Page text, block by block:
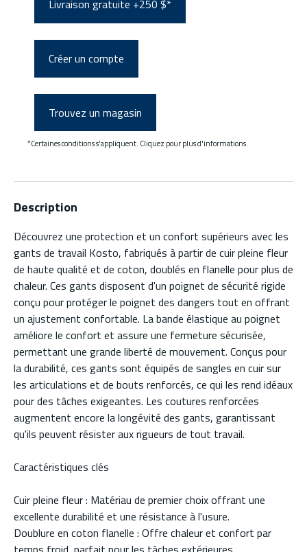
Livraison gratuite +250 $*
Créer un compte
Trouvez un magasin
*Certaines conditions s'appliquent. Cliquez pour plus d'informations.
Description
Découvrez une protection et un confort supérieurs avec les
gants de travail Kosto, fabriqués à partir de cuir pleine fleur
de haute qualité et de coton, doublés en flanelle pour plus de
chaleur. Ces gants disposent d'un poignet de sécurité rigide
conçu pour protéger le poignet des dangers tout en offrant
un ajustement confortable. La bande élastique au poignet
améliore le confort et assure une fermeture sécurisée,
permettant une grande liberté de mouvement. Conçus pour
la durabilité, ces gants sont équipés de sangles en cuir sur
les articulations et de bouts renforcés, ce qui les rend idéaux
pour des tâches exigeantes. Les coutures renforcées
augmentent encore la longévité des gants, garantissant
qu'ils peuvent résister aux rigueurs de tout travail.
Caractéristiques clés
Cuir pleine fleur : Matériau de premier choix offrant une
excellente durabilité et une résistance à l'usure.
Doublure en coton flanelle : Offre chaleur et confort par